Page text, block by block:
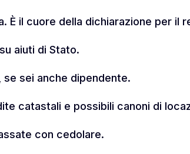
il cuore della dichiarazione per il
aiuti di Stato.
sei anche dipendente.
catastali e possibili canoni di
con cedolare.